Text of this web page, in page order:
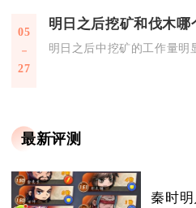
05
27
明日之后中挖矿的工作量
最新评测